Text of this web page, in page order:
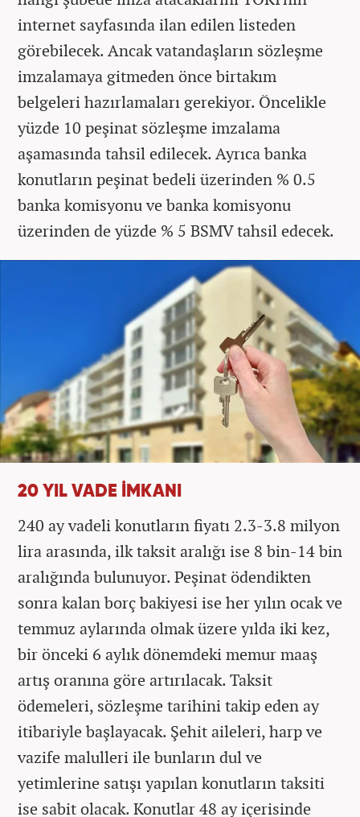
internet sayfasında ilan edilen listeden
görebilecek. Ancak vatandaşların sözleşme
imzalamaya gitmeden önce birtakım
belgeleri hazırlamaları gerekiyor. Öncelikle
yüzde 10 peşinat sözleşme imzalama
aşamasında tahsil edilecek. Ayrıca banka
konutların peşinat bedeli üzerinden % 0.5
banka komisyonu ve banka komisyonu
üzerinden de yüzde % 5 BSMV tahsil edecek.
20 YIL VADE İMKANI
240 ay vadeli konutların fiyatı 2.3-3.8 milyon
lira arasında, ilk taksit aralığı ise 8 bin-14 bin
aralığında bulunuyor. Peşinat ödendikten
sonra kalan borç bakiyesi ise her yılın ocak ve
temmuz aylarında olmak üzere yılda iki kez,
bir önceki 6 aylık dönemdeki memur maaş
artış oranına göre artırılacak. Taksit
ödemeleri, sözleşme tarihini takip eden ay
itibariyle başlayacak. Şehit aileleri, harp ve
vazife malulleri ile bunların dul ve
yetimlerine satışı yapılan konutların taksiti
ise sabit olacak. Konutlar 48 ay içerisinde